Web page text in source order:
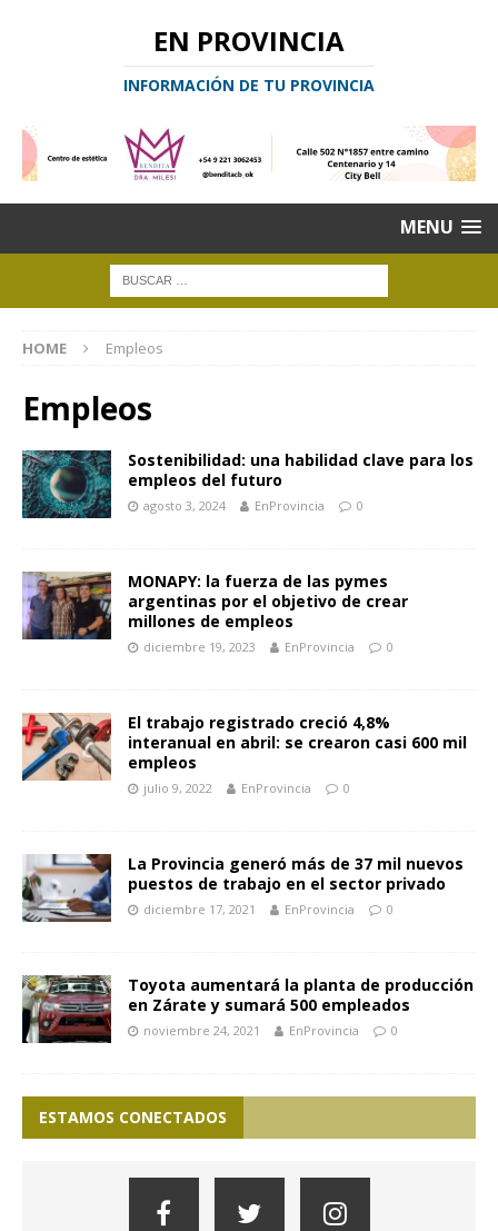
EN PROVINCIA
INFORMACIÓN DE TU PROVINCIA
MENU
HOME Empleos
Empleos
Sostenibilidad: una habilidad clave para los
empleos del futuro
agosto 3, 2024 EnProvincia 0
MONAPY: la fuerza de las pymes
argentinas por el objetivo de crear
millones de empleos
diciembre 19, 2023 EnProvincia 0
El trabajo registrado creció 4,8%
interanual en abril: se crearon casi 600 mil
empleos
julio 9, 2022 EnProvincia 0
La Provincia generó más de 37 mil nuevos
puestos de trabajo en el sector privado
diciembre 17, 2021 EnProvincia 0
Toyota aumentará la planta de producción
en Zárate y sumará 500 empleados
noviembre 24, 2021 EnProvincia 0
ESTAMOS CONECTADOS